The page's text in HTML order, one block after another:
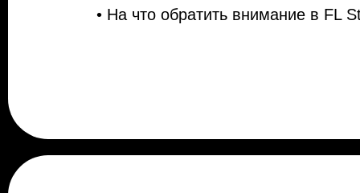
• На что обратить внимание в FL